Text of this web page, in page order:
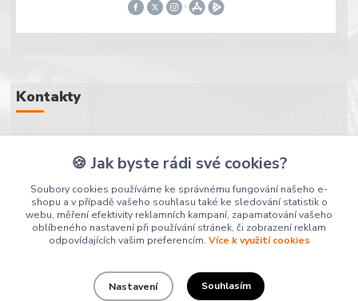
Kontakty
+420 607 107 607
(Po-Pá, 8-16 hod.)
info@puskarstvi.cz
🍪 Jak byste rádi své cookies?
Soubory cookies používáme ke správnému fungování našeho e-
shopu a v případě vašeho souhlasu také ke sledování statistik o
webu, měření efektivity reklamních kampaní, zapamatování vašeho
oblíbeného nastavení při používání stránek, či zobrazení reklam
odpovídajících vašim preferencím. Více k využití cookies
Nastavení Souhlasím